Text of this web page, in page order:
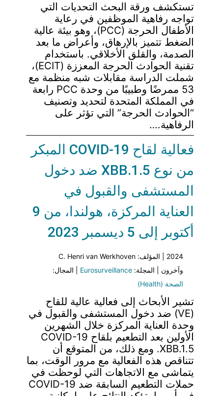
تستكشف ورقة البحث التحديات التي
تواجه رفاهية الموظفين في رعاية
الأطفال الحرجة (PCC)، وهو بيئة عالية
الضغط تتميز بالإرهاق، وأعراض ما بعد
الصدمة، والقلق الأخلاقي. باستخدام
تقنية الحوادث الحرجة المعززة (ECIT)،
شملت الدراسة مقابلات شبه منظمة مع
53 ممرضًا وطبيبًا من وحدة PCC رابعة
في المملكة المتحدة لتحديد وتصنيف
“الحوادث الحرجة” التي تؤثر على
الرفاهية.…
فعالية لقاح COVID-19 المبكر
من نوع XBB.1.5 ضد دخول
المستشفى والقبول في
العناية المركزة، هولندا، من 9
أكتوبر إلى 5 ديسمبر 2023
2024 | المؤلف: C. Henri van Werkhoven
وآخرون | المجلة:Eurosurveillance | المجال:
الصحة (Health)
تشير الأبحاث إلى فعالية عالية للقاح
(VE) ضد دخول المستشفى والقبول في
وحدة العناية المركزة خلال الشهرين
الأولين بعد التطعيم بلقاح COVID-19
XBB.1.5. ومع ذلك، من المتوقع أن
تتناقص هذه الفعالية مع مرور الوقت، بما
يتماشى مع الاتجاهات التي لوحظت في
حملات التطعيم السابقة ضد COVID-19